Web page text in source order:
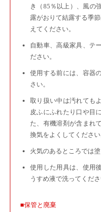
き（85％以上）、風の
露がおりて結露する季
えてください。
自動車、高級家具、テ
ださい。
使用する前には、容器
さい。
取り扱い中は汚れても
皮ふにふれたり口や目
た、有機溶剤が含まれ
換気をよくしてください
火気のあるところでは
使用した用具は、使用
うすめ液で洗ってくださ
■保管と廃棄